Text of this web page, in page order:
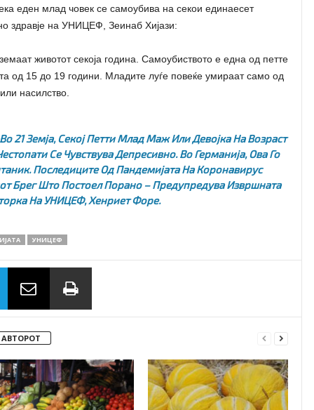
еден млад човек се самоубива на секои единаесет
здравје на УНИЦЕФ, Зеинаб Хијази:
животот секоја година. Самоубиството е една од петте
од 15 до 19 години. Младите луѓе повеќе умираат само од
насилство.
21 Земја, Секој Петти Млад Маж Или Девојка На Возраст
Се Чувствува Депресивно. Во Германија, Ова Го
Последиците Од Пандемијата На Коронавирус
Брег Што Постоел Порано – Предупредува Извршната
На УНИЦЕФ, Хенриет Форе.
УНИЦЕФ
АВТОРОТ